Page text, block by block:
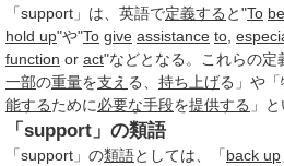
「support」は、英語で定義する と"To
hold up"や"To give assistance to
function or act"などとなる。これらの定
一部の重量を支え る、 持ち上げる」や「
能するために必要な手段を提供する 」
「support」の類語
「support」の類語としては、「back up